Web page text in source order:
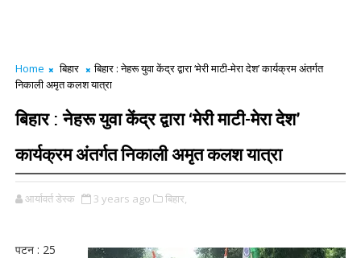
Home बिहार
बिहार : नेहरू युवा केंद्र द्वारा ‘मेरी माटी-मेरा देश’ कार्यक्रम अंतर्गत
निकाली अमृत कलश यात्रा
बिहार : नेहरू युवा केंद्र द्वारा ‘मेरी माटी-मेरा देश’
कार्यक्रम अंतर्गत निकाली अमृत कलश यात्रा
आर्यावर्त डेस्क 3 years ago बिहार,
पटन : 25